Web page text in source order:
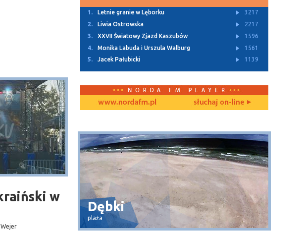
w
1. Letnie granie w Lęborku
3217
2.
Liwia Ostrowska
2217
3.
XXVII Światowy Zjazd Kaszubów
1596
4.
Monika Labuda i Urszula Walburg
1561
5.
Jacek Pałubicki 1139
Dębki
plaża